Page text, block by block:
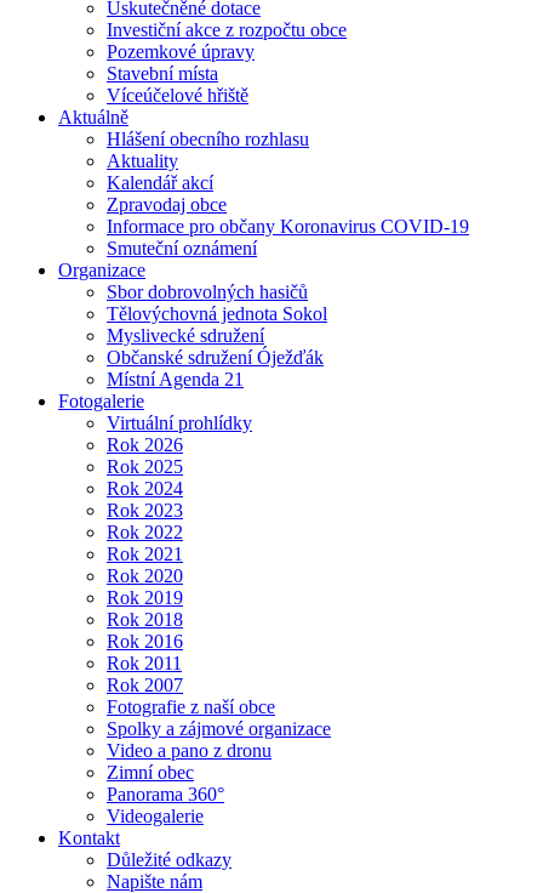
Uskutečněné dotace
Investiční akce z rozpočtu obce
Pozemkové úpravy
Stavební místa
Víceúčelové hřiště
Aktuálně
Hlášení obecního rozhlasu
Aktuality
Kalendář akcí
Zpravodaj obce
Informace pro občany Koronavirus COVID-19
Smuteční oznámení
Organizace
Sbor dobrovolných hasičů
Tělovýchovná jednota Sokol
Myslivecké sdružení
Občanské sdružení Óježďák
Místní Agenda 21
Fotogalerie
Virtuální prohlídky
Rok 2026
Rok 2025
Rok 2024
Rok 2023
Rok 2022
Rok 2021
Rok 2020
Rok 2019
Rok 2018
Rok 2016
Rok 2011
Rok 2007
Fotografie z naší obce
Spolky a zájmové organizace
Video a pano z dronu
Zimní obec
Panorama 360°
Videogalerie
Kontakt
Důležité odkazy
Napište nám